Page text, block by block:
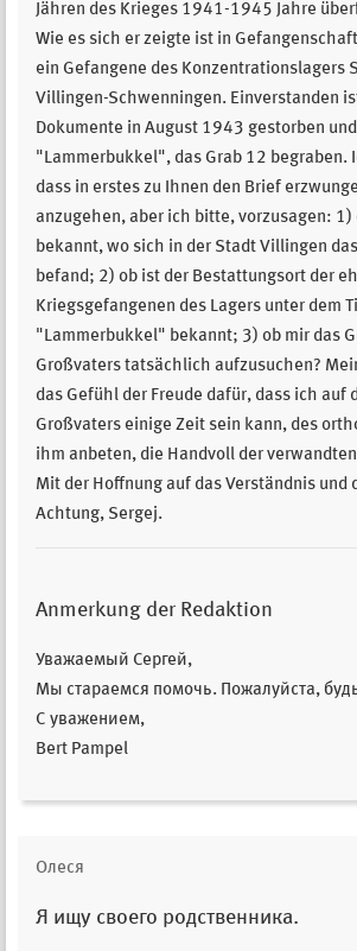
Jähren des Krieges 1941-1945 Jahre
Wie es sich er zeigte ist in
ein Gefangene des Konzentrationslagers
Villingen-Schwenningen. Einverstanden
Dokumente in August 1943 gestorben
"Lammerbukkel", das Grab 12 begraben.
dass in erstes zu Ihnen den Brief
anzugehen, aber ich bitte, vorzusagen: 1)
bekannt, wo sich in der Stadt Villingen
befand; 2) ob ist der Bestattungsort der
Kriegsgefangenen des Lagers unter dem
"Lammerbukkel" bekannt; 3) ob mir das
Großvaters tatsächlich aufzusuchen?
das Gefühl der Freude dafür, dass ich auf
Großvaters einige Zeit sein kann, des
ihm anbeten, die Handvoll der
Mit der Hoffnung auf das Verständnis und
Achtung, Sergej.
Anmerkung der Redaktion
Уважаемый Сергей,
Мы стараемся помочь. Пожалуйста,
С уважением,
Bert Pampel
Олеся
Я ищу своего родственника.